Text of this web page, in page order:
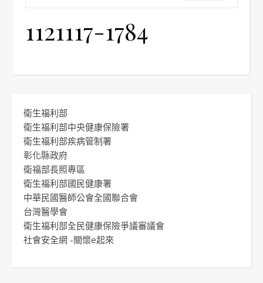
1121117-1784
衛生福利部
衛生福利部中央健康保險署
衛生福利部疾病管制署
彰化縣政府
衛福部長照專區
衛生福利部國民健康署
中華民國醫師公會全國聯合會
台灣醫學會
衛生福利部全民健康保險爭議審議會
社會安全網 -關懷e起來